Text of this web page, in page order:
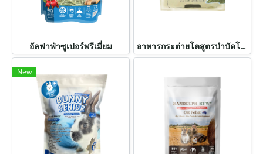
อัลฟาฟ่าซูเปอร์พรีเมี่ยม อาหารกระต่ายโตสูตรบำบัดโรค สูตรเดนทัลแคร์
New